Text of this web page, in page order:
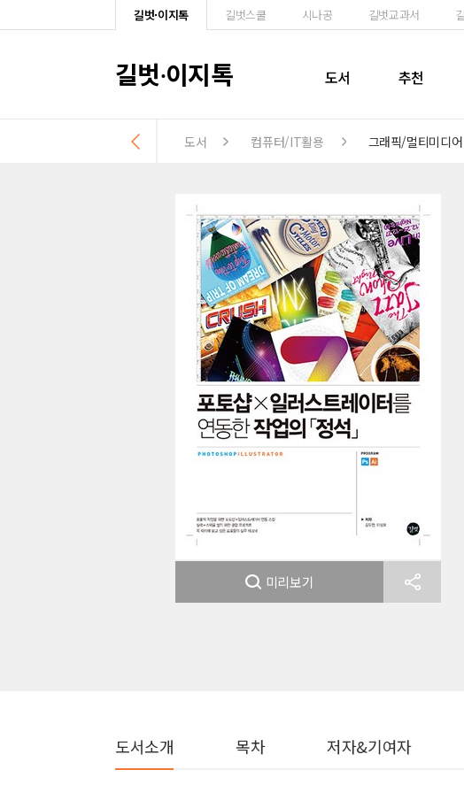
길벗·이지톡 길벗스쿨 시나공 길벗교과서
길벗·이지톡 도서 추천
도서 컴퓨터/IT활용 그래픽/멀티미디어
미리보기
도서소개 목차 저자&기여자